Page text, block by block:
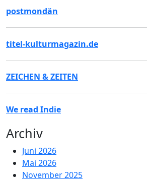
postmondän
titel-kulturmagazin.de
ZEICHEN & ZEITEN
We read Indie
Archiv
Juni 2026
Mai 2026
November 2025